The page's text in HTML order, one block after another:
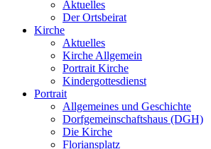
Aktuelles
Der Ortsbeirat
Kirche
Aktuelles
Kirche Allgemein
Portrait Kirche
Kindergottesdienst
Portrait
Allgemeines und Geschichte
Dorfgemeinschaftshaus (DGH)
Die Kirche
Floriansplatz